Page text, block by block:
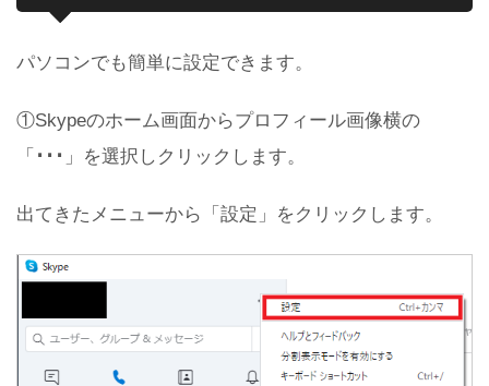
パソコンでも簡単に設定できます。
①Skypeのホーム画面からプロフィール画像横の
「 ･･･ 」を選択しクリックします。
出てきたメニューから「設定」をクリックします。